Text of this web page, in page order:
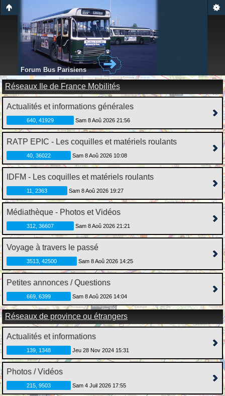
Forum Bus Parisiens
Réseaux Ile de France Mobilités
Actualités et informations générales
640, 41929 Sam 8 Aoû 2026 21:56
RATP EPIC - Les coquilles et matériels roulants
40, 36022 Sam 8 Aoû 2026 10:08
IDFM - Les coquilles et matériels roulants
11, 2363 Sam 8 Aoû 2026 19:27
Médiathèque - Photos et Vidéos
312, 36607 Sam 8 Aoû 2026 21:21
Voyage à travers le passé
3513, 42500 Sam 8 Aoû 2026 14:25
Petites annonces / Questions
669, 6399 Sam 8 Aoû 2026 14:04
Réseaux de province ou étrangers
Actualités et informations
139, 1348 Jeu 28 Nov 2024 15:31
Photos / Vidéos
215, 9503 Sam 4 Juil 2026 17:55